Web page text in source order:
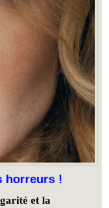
horreurs !